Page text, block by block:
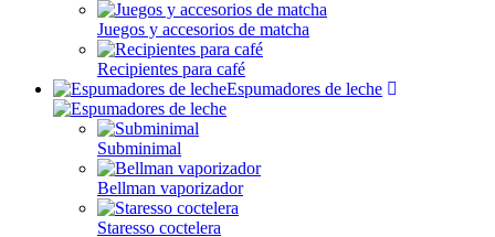
Juegos y accesorios de matcha
Recipientes para café
Espumadores de leche
Subminimal
Bellman vaporizador
Staresso coctelera